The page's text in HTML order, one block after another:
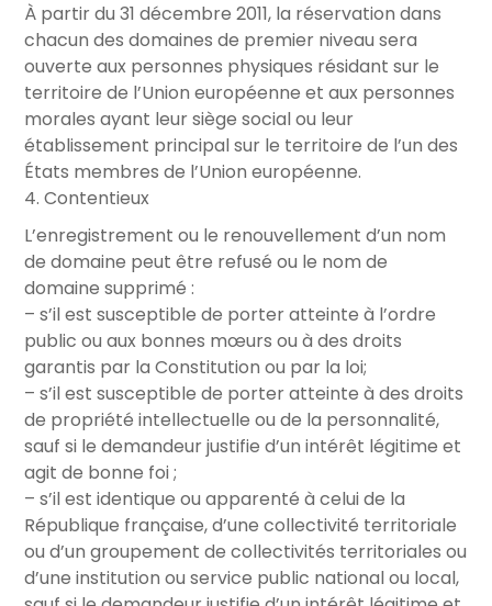
À partir du 31 décembre 2011, la réservation dans
chacun des domaines de premier niveau sera
ouverte aux personnes physiques résidant sur le
territoire de l’Union européenne et aux personnes
morales ayant leur siège social ou leur
établissement principal sur le territoire de l’un des
États membres de l’Union européenne.
4. Contentieux
L’enregistrement ou le renouvellement d’un nom
de domaine peut être refusé ou le nom de
domaine supprimé :
– s’il est susceptible de porter atteinte à l’ordre
public ou aux bonnes mœurs ou à des droits
garantis par la Constitution ou par la loi;
– s’il est susceptible de porter atteinte à des droits
de propriété intellectuelle ou de la personnalité,
sauf si le demandeur justifie d’un intérêt légitime et
agit de bonne foi ;
– s’il est identique ou apparenté à celui de la
République française, d’une collectivité territoriale
ou d’un groupement de collectivités territoriales ou
d’une institution ou service public national ou local,